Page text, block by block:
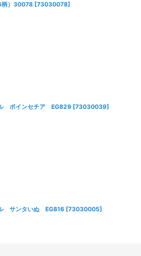
柄）30078 [73030078]
ポインセチア EG829 [73030039]
サンタいぬ EG816 [73030005]